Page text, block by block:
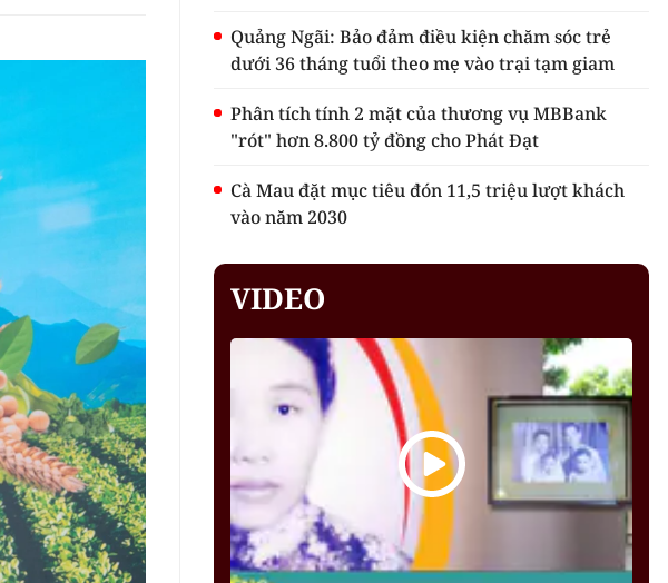
Quảng Ngãi: Bảo đảm điều kiện chăm sóc trẻ
dưới 36 tháng tuổi theo mẹ vào trại tạm giam
Phân tích tính 2 mặt của thương vụ MBBank
"rót" hơn 8.800 tỷ đồng cho Phát Đạt
Cà Mau đặt mục tiêu đón 11,5 triệu lượt khách
vào năm 2030
VIDEO